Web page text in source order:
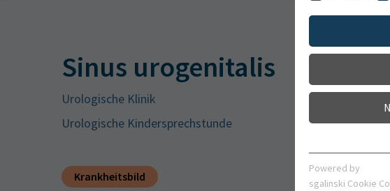
Sinus urogenitalis
Urologische Klinik
Urologische Kindersprechstunde
Krankheitsbild
Essentielle
benötigt.
Powered by
sgalinski Cookie